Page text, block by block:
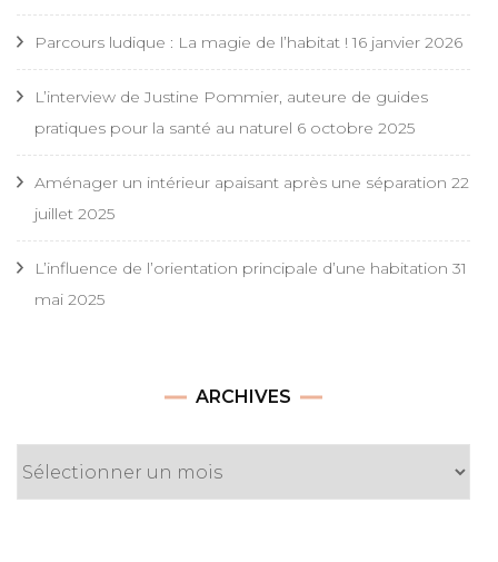
Parcours ludique : La magie de l’habitat ! 16 janvier 2026
L’interview de Justine Pommier, auteure de guides
pratiques pour la santé au naturel 6 octobre 2025
Aménager un intérieur apaisant après une séparation 22
juillet 2025
L’influence de l’orientation principale d’une habitation 31
mai 2025
ARCHIVES
Archives